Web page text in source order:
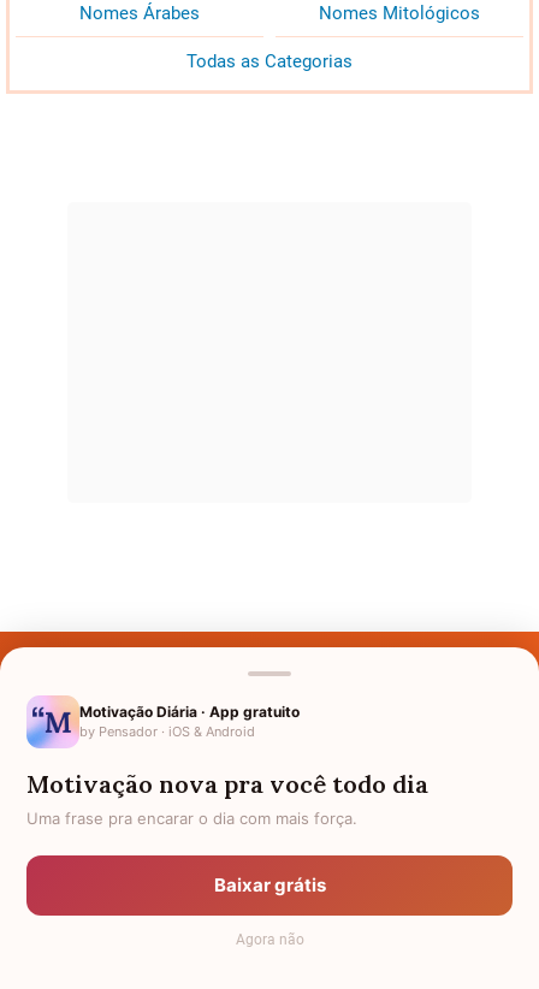
Nomes Árabes Nomes Mitológicos
Todas as Categorias
Nomes pelo Mundo
Política de Privacidade
Anuncie
Termos de Uso
Motivação Diária · App gratuito
by Pensador · iOS & Android
Motivação nova pra você todo dia
Uma frase pra encarar o dia com mais força.
Baixar grátis
Agora não